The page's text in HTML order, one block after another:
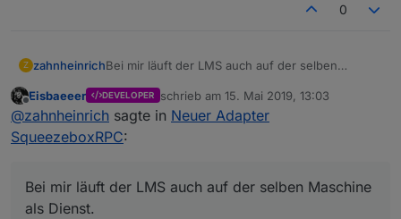
2019-05-15 14:09:25.763 info 0
Z zahnheinrichBei mir läuft der LMS auch auf der selben
Habe im Adapter von Hand als IP den localhost
und als Port 9002.
Damit geht's einwandfrei.
Offline
Eisbaeeer DEVELOPER schrieb am 15. Mai 2019, 13:03
zuletzt editiert von
@zahnheinrich sagte in Neuer Adapter
SqueezeboxRPC:
Bei mir läuft der LMS auch auf der selben Maschine
als Dienst.